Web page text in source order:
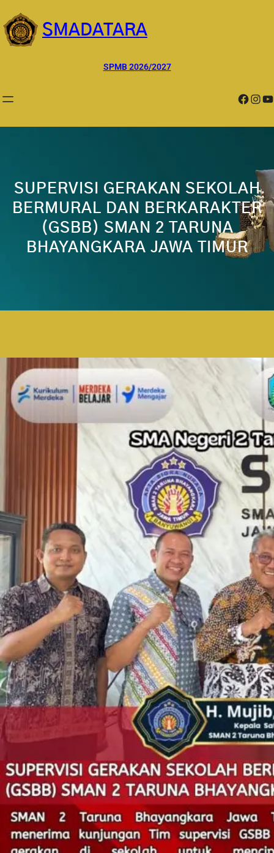
ke
konten
SMADATARA
SPMB 2026/2027
Facebook InstagramYouTube
SUPERVISI GERAKAN SEKOLAH
BERMURAL DAN BERKARAKTER
(GSBB) SMAN 2 TARUNA
BHAYANGKARA JAWA TIMUR